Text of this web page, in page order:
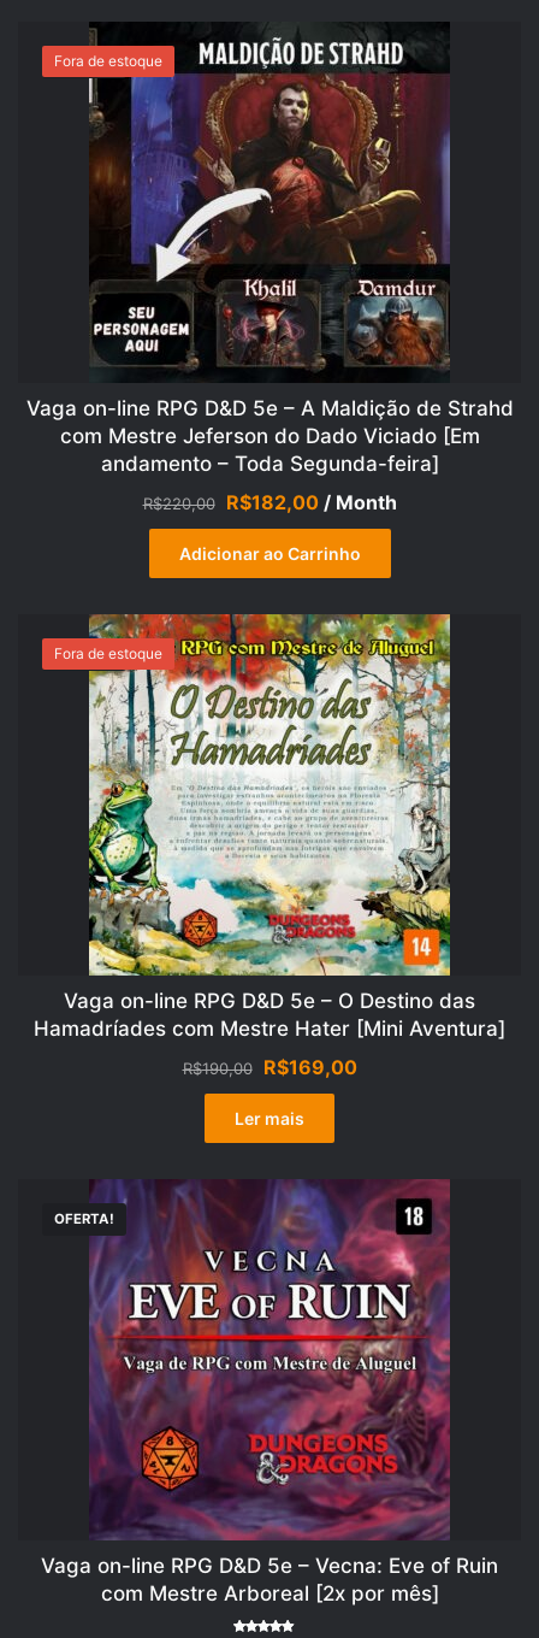
OFERTA!
Fora de estoque
Vaga on-line RPG D&D 5e – A Maldição de Strahd
com Mestre Jeferson do Dado Viciado [Em
andamento – Toda Segunda-feira]
R$220,00
O
preço
original
era:
R$182,00O
preço
atual
é:
/ Month
Adicionar ao Carrinho
OFERTA!
Fora de estoque
Vaga on-line RPG D&D 5e – O Destino das
Hamadríades com Mestre Hater [Mini Aventura]
R$190,00
O
preço
original
era:
R$169,00O
Ler mais
OFERTA!
Vaga on-line RPG D&D 5e – Vecna: Eve of Ruin
com Mestre Arboreal [2x por mês]